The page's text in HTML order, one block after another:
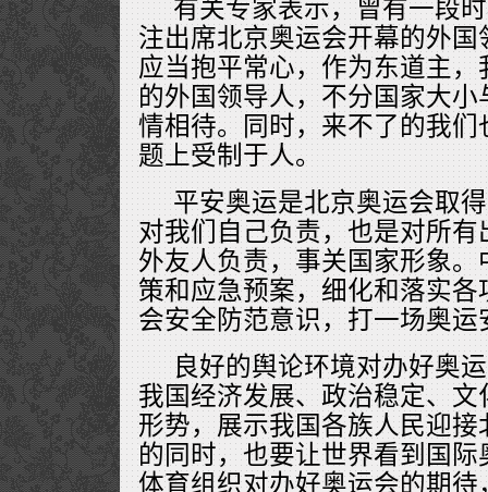
有关专家表示，曾有一段
注出席北京奥运会开幕的外
应当抱平常心，作为东道主
的外国领导人，不分国家大
情相待。同时，来不了的我
题上受制于人。
平安奥运是北京奥运会取
对我们自己负责，也是对所
外友人负责，事关国家形象
策和应急预案，细化和落实
会安全防范意识，打一场奥
良好的舆论环境对办好奥
我国经济发展、政治稳定、
形势，展示我国各族人民迎
的同时，也要让世界看到国
体育组织对办好奥运会的期